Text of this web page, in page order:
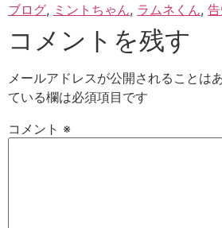
ブログ, ミントちゃん, ラムネくん,
コメントを残す
メールアドレスが公開されることは
ている欄は必須項目です
コメント ※